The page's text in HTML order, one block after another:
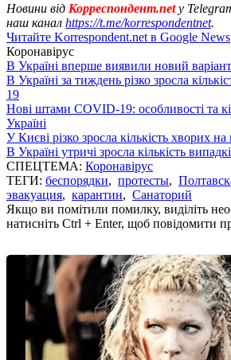
Новини від Корреспондент.net у
наш канал https://t.me/korrespondentnet.
Читайте Korrespondent.net в Google News
Коронавірус
В Україні вперше виявили новий
В Україні за тиждень різко зросла
19
Нові штами COVID-19: особливості та
Україні
У Києві різко зросла кількість хворих на
В Україні утричі зросла кількість
СПЕЦТЕМА: Коронавірус
ТЕГИ: беспорядки, протесты,
эвакуация, карантин, Санаторий
Якщо ви помітили помилку, виділіть
натисніть Ctrl + Enter, щоб повідомити